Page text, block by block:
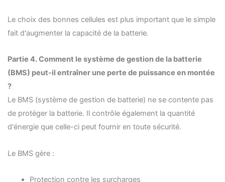
Le choix des bonnes cellules est plus important que le simple
fait d'augmenter la capacité de la batterie.
Partie 4. Comment le système de gestion de la batterie
(BMS) peut-il entraîner une perte de puissance en montée
?
Le BMS (système de gestion de batterie) ne se contente pas
de protéger la batterie. Il contrôle également la quantité
d'énergie que celle-ci peut fournir en toute sécurité.
Le BMS gère :
Protection contre les surcharges